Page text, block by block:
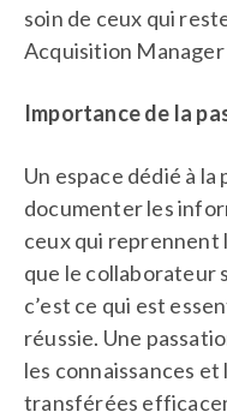
soin de ceux qui
Acquisition
Importance de la
Un espace dédié à
documenter les
ceux qui reprennent
que le collaborateur
c’est ce qui est
réussie. Une
les connaissances
transférées